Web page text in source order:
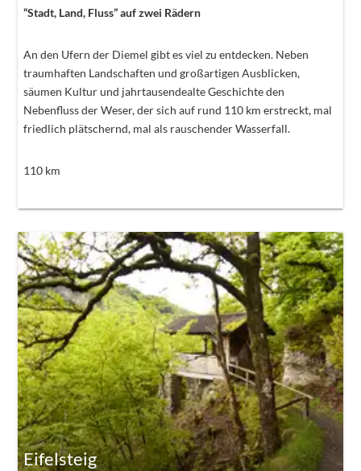
“Stadt, Land, Fluss” auf zwei Rädern
An den Ufern der Diemel gibt es viel zu entdecken. Neben
traumhaften Landschaften und großartigen Ausblicken,
säumen Kultur und jahrtausendealte Geschichte den
Nebenfluss der Weser, der sich auf rund 110 km erstreckt, mal
friedlich plätschernd, mal als rauschender Wasserfall.
110km
Eifelsteig